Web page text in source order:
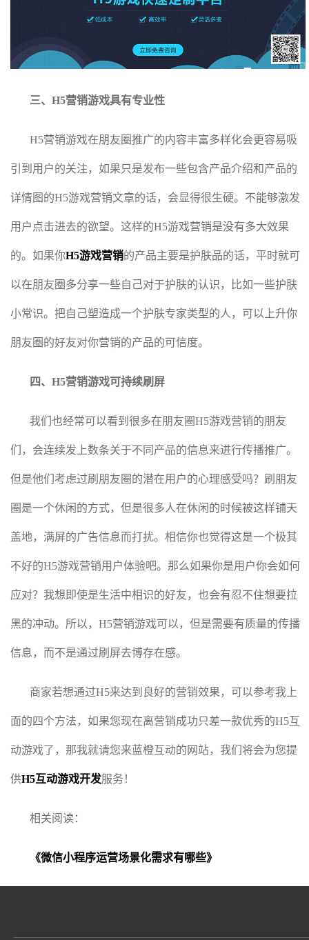
三、H5营销游戏具有专业性
H5营销游戏在朋友圈推广的内容丰富多样化会更容易吸
引到用户的关注，如果只是发布一些包含产品介绍和产品的
详情图的H5游戏营销文章的话，会显得很生硬。不能够激发
用户点击进去的欲望。这样的H5游戏营销是没有多大效果
的。如果你H5游戏营销的产品主要是护肤品的话，平时就可
以在朋友圈多分享一些自己对于护肤的认识，比如一些护肤
小常识。把自己塑造成一个护肤专家类型的人，可以上升你
朋友圈的好友对你营销的产品的可信度。
四、H5营销游戏可持续刷屏
我们也经常可以看到很多在朋友圈H5游戏营销的朋友
们，会连续发上数条关于不同产品的信息来进行传播推广。
但是他们考虑过刷朋友圈的潜在用户的心理感受吗？刷朋友
圈是一个休闲的方式，但是很多人在休闲的时候被这样铺天
盖地，满屏的广告信息而打扰。相信你也觉得这是一个极其
不好的H5游戏营销用户体验吧。那么如果你是用户你会如何
应对？我想即使是生活中相识的好友，也会有忍不住想要拉
黑的冲动。所以，H5营销游戏可以，但是需要有质量的传播
信息，而不是通过刷屏去博存在感。
商家若想通过H5来达到良好的营销效果，可以参考我上
面的四个方法，如果您现在离营销成功只差一款优秀的H5互
动游戏了，那我就请您来蓝橙互动的网站，我们将会为您提
供H5互动游戏开发服务！
相关阅读：
《微信小程序运营场景化需求有哪些》